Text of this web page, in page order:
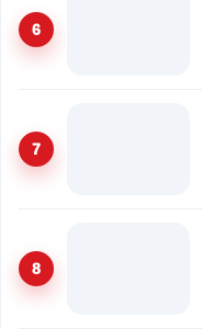
6
7
8